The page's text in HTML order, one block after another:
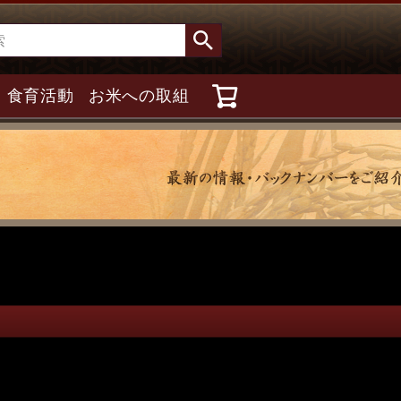
食育活動 お米への取組